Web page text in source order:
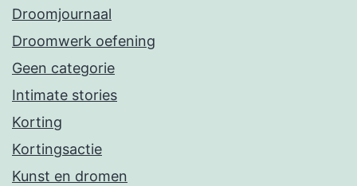
Droomjournaal
Droomwerk oefening
Geen categorie
Intimate stories
Korting
Kortingsactie
Kunst en dromen